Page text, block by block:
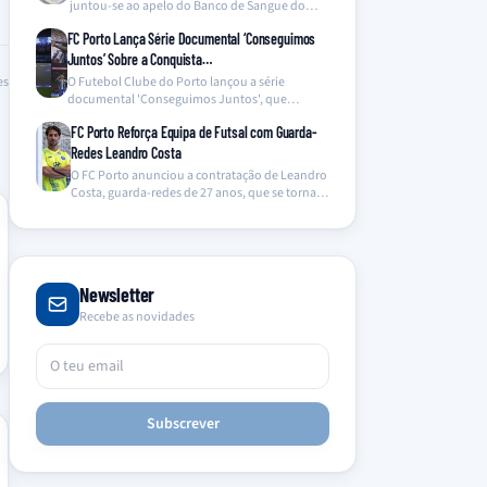
juntou-se ao apelo do Banco de Sangue do
FC Porto Lança Série Documental ‘Conseguimos
Juntos’ Sobre a Conquista…
O Futebol Clube do Porto lançou a série
documental 'Conseguimos Juntos', que
FC Porto Reforça Equipa de Futsal com Guarda-
Redes Leandro Costa
O FC Porto anunciou a contratação de Leandro
Costa, guarda-redes de 27 anos, que se torna…
Newsletter
Recebe as novidades
Subscrever